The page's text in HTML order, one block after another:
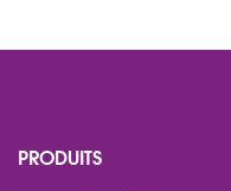
PRODUITS